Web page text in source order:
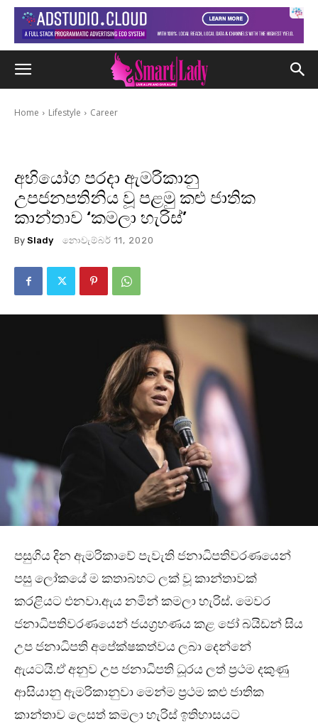
Home Lifestyle Career
අභියෝග පරදා ඇමරිකානු
උපජනපතිනිය වූ පළමු කළු ජාතික
කාන්තාව ‘කමලා හැරිස්’
By Slady නොවැම්බර් 11, 2020
පසුගිය දින ඇමරිකාවේ පැවැති ජනාධිපතිවරණයෙන්
පසු ලෝකයේ ම කතාබහට ලක් වූ කාන්තාවක්
කරළියට එනවා.ඇය නමින් කමලා හැරිස්. මෙවර
ජනාධිපතිවරණයෙන් ජයග්‍රහණය කළ ජෝ බයිඩන් සිය
උප ජනාධිපති අපේක්ෂකත්වය ලබා දෙන්නේ
ඇයටයි.ඒ අනුව උප ජනාධිපති ධූරය ලත් ප්‍රථම දකුණු
ආසියානු ඇමරිකානුවා මෙන්ම ප්‍රථම කළු ජාතික
කාන්තාව ලෙසත් කමලා හැරිස් ඉතිහාසයට